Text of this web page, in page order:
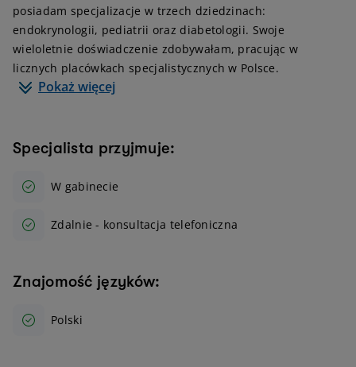
posiadam specjalizacje w trzech dziedzinach:
endokrynologii, pediatrii oraz diabetologii. Swoje
wieloletnie doświadczenie zdobywałam, pracując w
licznych placówkach specjalistycznych w Polsce.
Pokaż więcej
Specjalista przyjmuje:
W gabinecie
Zdalnie - konsultacja telefoniczna
Znajomość języków:
Polski